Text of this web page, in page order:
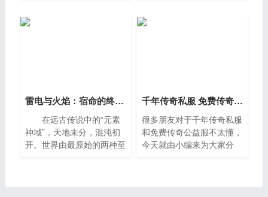
一、传奇bb指定攻击目标
问题，不要忘了收藏本站
雷电与火焰：宿命的终极对决
在远古传说中的“元素
神域”，天地未分，混沌初
开。世界由最原始的两种至
千年传奇私服 免费传奇公益服
很多朋友对于千年传奇私服
和免费传奇公益服不太懂，
今天就由小编来为大家分